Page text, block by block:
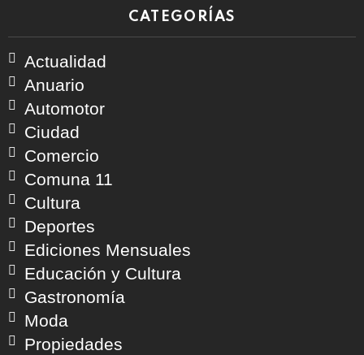
CATEGORÍAS
Actualidad
Anuario
Automotor
Ciudad
Comercio
Comuna 11
Cultura
Deportes
Ediciones Mensuales
Educación y Cultura
Gastronomía
Moda
Propiedades